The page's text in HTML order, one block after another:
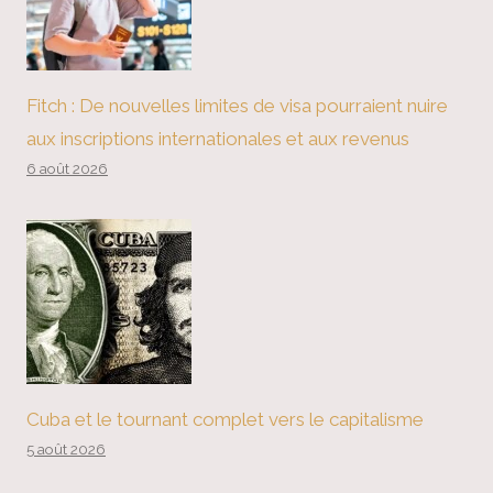
Fitch : De nouvelles limites de visa pourraient nuire
aux inscriptions internationales et aux revenus
6 août 2026
Cuba et le tournant complet vers le capitalisme
5 août 2026